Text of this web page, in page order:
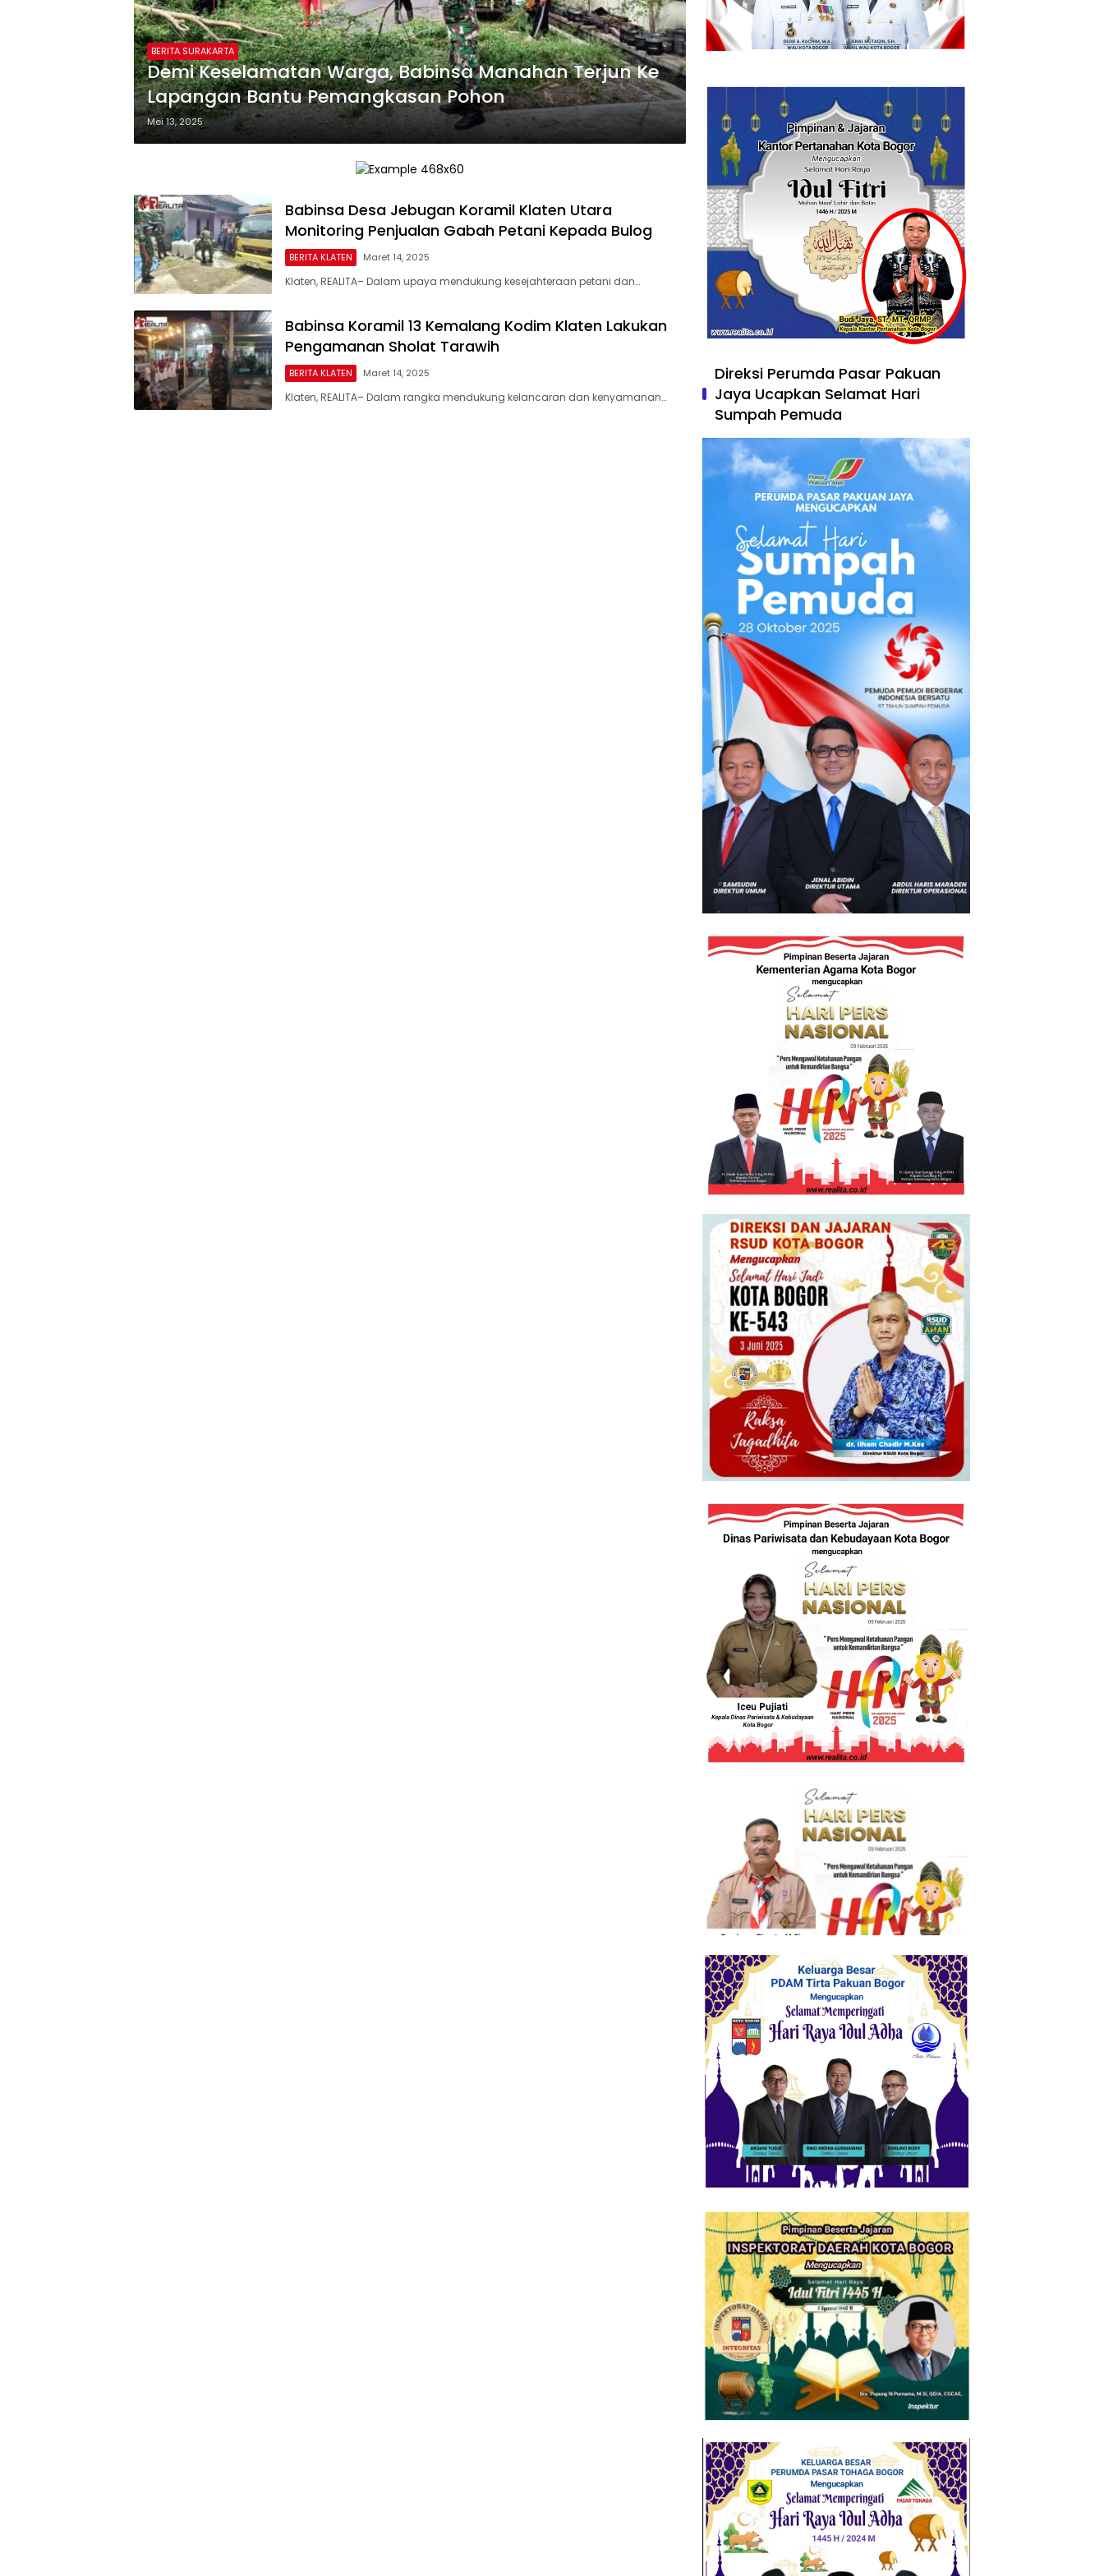
BERITA SURAKARTA
Demi Keselamatan Warga, Babinsa Manahan Terjun Ke
Lapangan Bantu Pemangkasan Pohon
Mei 13, 2025
Babinsa Desa Jebugan Koramil Klaten Utara
Monitoring Penjualan Gabah Petani Kepada Bulog
BERITA KLATEN Maret 14, 2025
Klaten, REALITA– Dalam upaya mendukung kesejahteraan petani dan…
Babinsa Koramil 13 Kemalang Kodim Klaten Lakukan
Pengamanan Sholat Tarawih
BERITA KLATEN Maret 14, 2025
Klaten, REALITA– Dalam rangka mendukung kelancaran dan kenyamanan…
Direksi Perumda Pasar Pakuan
Jaya Ucapkan Selamat Hari
Sumpah Pemuda